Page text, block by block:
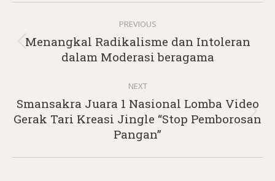
navigation
PREVIOUS
Previous
post:
Menangkal Radikalisme dan Intoleran
dalam Moderasi beragama
NEXT
Next
post:
Smansakra Juara 1 Nasional Lomba Video
Gerak Tari Kreasi Jingle “Stop Pemborosan
Pangan”